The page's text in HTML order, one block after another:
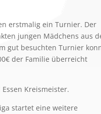
erstmalig ein Turnier. Der
jungen Mädchens aus
gut besuchten Turnier
der Familie überreicht
Kreismeister.
startet eine weitere